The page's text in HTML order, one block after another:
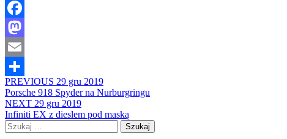
Facebook
Mastodon
Email
Share
PREVIOUS 29 gru 2019
Porsche 918 Spyder na Nurburgringu
NEXT 29 gru 2019
Infiniti EX z dieslem pod maską
Szukaj: